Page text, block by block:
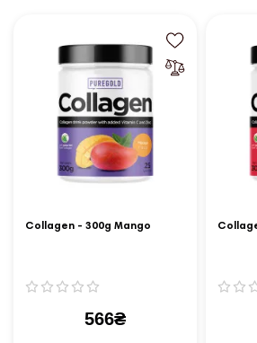
Collagen - 300g Mango
566₴